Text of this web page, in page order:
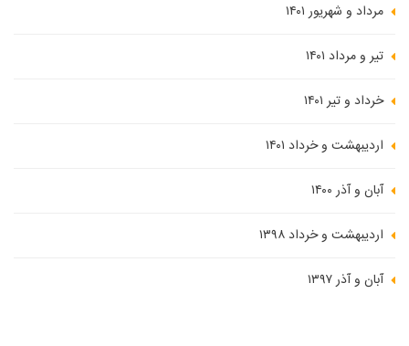
مرداد و شهریور ۱۴۰۱
تیر و مرداد ۱۴۰۱
خرداد و تیر ۱۴۰۱
اردیبهشت و خرداد ۱۴۰۱
آبان و آذر ۱۴۰۰
اردیبهشت و خرداد ۱۳۹۸
آبان و آذر ۱۳۹۷